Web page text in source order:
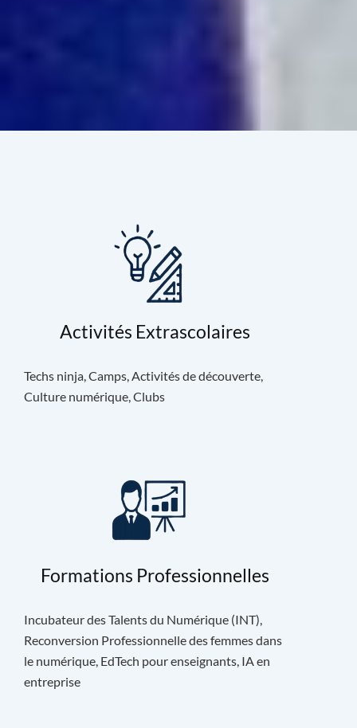
Activités Extrascolaires
Techs ninja, Camps, Activités de découverte,
Culture numérique, Clubs
Formations Professionnelles
Incubateur des Talents du Numérique (INT),
Reconversion Professionnelle des femmes dans
le numérique, EdTech pour enseignants, IA en
entreprise